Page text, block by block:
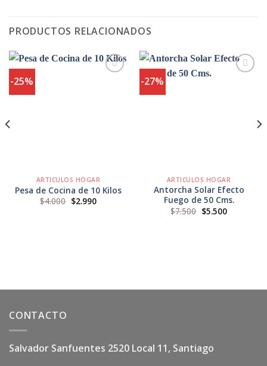
PRODUCTOS RELACIONADOS
-25%
ARTICULOS HOGAR
Pesa de Cocina de 10 Kilos
$4.000 El
precio
$2.990El
-27%
ARTICULOS HOGAR
Antorcha Solar Efecto
Fuego de 50 Cms.
$7.500 El
precio
$5.500El
precio
CONTACTO
Salvador Sanfuentes 2520 Local 11, Santiago